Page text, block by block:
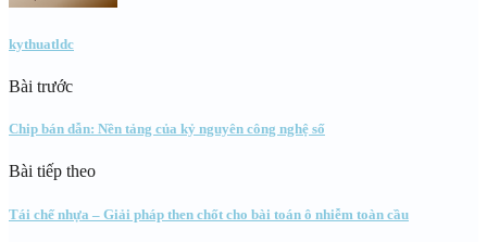
kythuatldc
Bài trước
Chip bán dẫn: Nền tảng của kỷ nguyên công nghệ số
Bài tiếp theo
Tái chế nhựa – Giải pháp then chốt cho bài toán ô nhiễm toàn cầu